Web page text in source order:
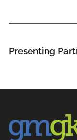
Presenting